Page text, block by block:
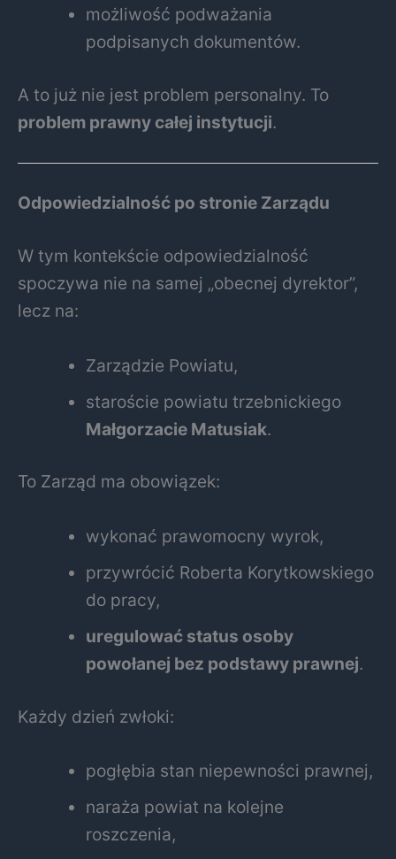
możliwość podważania
podpisanych dokumentów.
A to już nie jest problem personalny. To
problem prawny całej instytucji.
Odpowiedzialność po stronie Zarządu
W tym kontekście odpowiedzialność
spoczywa nie na samej „obecnej dyrektor”,
lecz na:
Zarządzie Powiatu,
staroście powiatu trzebnickiego
Małgorzacie Matusiak.
To Zarząd ma obowiązek:
wykonać prawomocny wyrok,
przywrócić Roberta Korytkowskiego
do pracy,
uregulować status osoby
powołanej bez podstawy prawnej.
Każdy dzień zwłoki:
pogłębia stan niepewności prawnej,
naraża powiat na kolejne
roszczenia,